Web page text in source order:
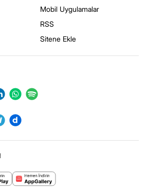
Mobil Uygulamalar
RSS
Sitene Ekle